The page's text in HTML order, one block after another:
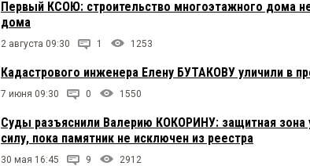
Первый КСОЮ: строительство многоэтажного дома
дома
2 августа 09:30 1 1253
Кадастрового инженера Елену БУТАКОВУ уличили в
7 июня 09:30 0 1550
Суды разъяснили Валерию КОКОРИНУ: защитная зона
силу, пока памятник не исключен из реестра
30 мая 16:45 9 2912